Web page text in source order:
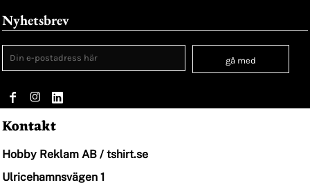
Nyhetsbrev
gå med
Kontakt
Hobby Reklam AB / tshirt.se
Ulricehamnsvägen 1